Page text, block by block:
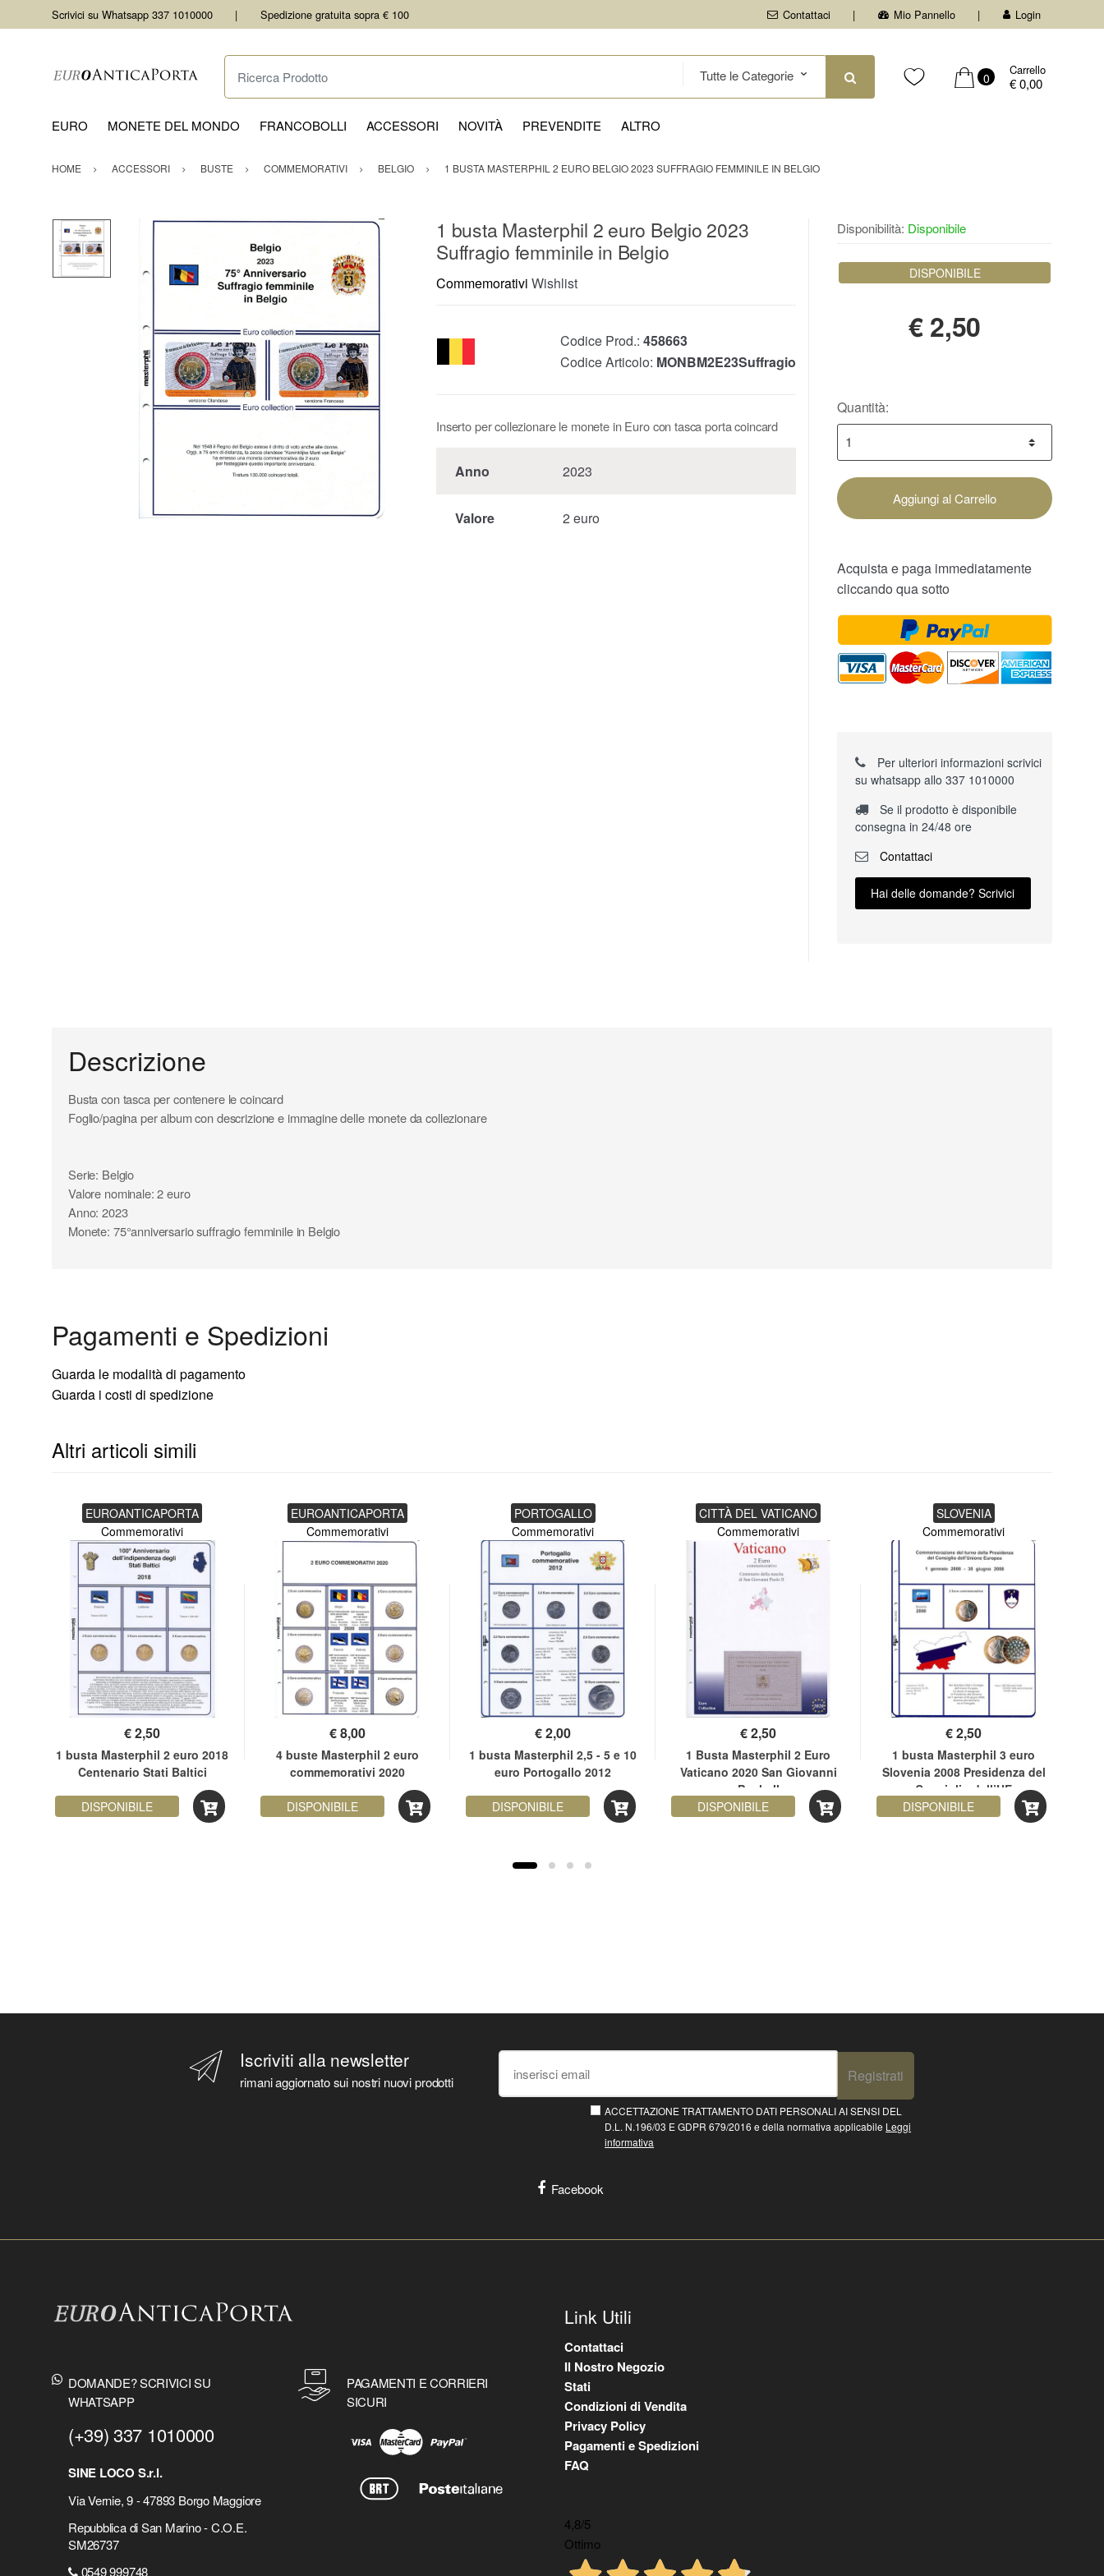
Scrivici su Whatsapp 337 1010000 Spedizione gratuita sopra € 100 Contattaci Mio Pannello Login
Ricerca Prodotto
0
Carrello
€ 0,00
EURO MONETE DEL MONDO FRANCOBOLLI ACCESSORI NOVITÀ PREVENDITE ALTRO
HOME ACCESSORI BUSTE COMMEMORATIVI BELGIO 1 BUSTA MASTERPHIL 2 EURO BELGIO 2023 SUFFRAGIO FEMMINILE IN BELGIO
1 busta Masterphil 2 euro Belgio 2023
Suffragio femminile in Belgio
Commemorativi Wishlist
Codice Prod.: 458663
Codice Articolo: MONBM2E23Suffragio
Inserto per collezionare le monete in Euro con tasca porta coincard
Anno 2023
Valore 2 euro
Disponibilità: Disponibile
DISPONIBILE
€2,50
Quantità:
Aggiungi al Carrello
Acquista e paga immediatamente
cliccando qua sotto
Per ulteriori informazioni scrivici
su whatsapp allo 337 1010000
Se il prodotto è disponibile
consegna in 24/48 ore
Contattaci
Hai delle domande? Scrivici
Descrizione
Busta con tasca per contenere le coincard
Foglio/pagina per album con descrizione e immagine delle monete da collezionare
Serie: Belgio
Valore nominale: 2 euro
Anno: 2023
Monete: 75°anniversario suffragio femminile in Belgio
Pagamenti e Spedizioni
Guarda le modalità di pagamento
Guarda i costi di spedizione
Altri articoli simili
EUROANTICAPORTA
Commemorativi
€2,50
1 busta Masterphil 2 euro 2018
Centenario Stati Baltici
DISPONIBILE
EUROANTICAPORTA
Commemorativi
€8,00
4 buste Masterphil 2 euro
commemorativi 2020
DISPONIBILE
PORTOGALLO
Commemorativi
€2,00
1 busta Masterphil 2,5 - 5 e 10
euro Portogallo 2012
DISPONIBILE
CITTÀ DEL VATICANO
Commemorativi
€2,50
1 Busta Masterphil 2 Euro
Vaticano 2020 San Giovanni
Paolo II
DISPONIBILE
SLOVENIA
Commemorativi
€2,50
1 busta Masterphil 3 euro
Slovenia 2008 Presidenza del
Consiglio dell’UE
DISPONIBILE
Iscriviti alla newsletter
rimani aggiornato sui nostri nuovi prodotti Registrati
ACCETTAZIONE TRATTAMENTO DATI PERSONALI AI SENSI DEL
D.L. N.196/03 E GDPR 679/2016 e della normativa applicabile Leggi
informativa
Facebook
DOMANDE? SCRIVICI SU
WHATSAPP
(+39) 337 1010000
SINE LOCO S.r.l.
Via Vernie, 9 - 47893 Borgo Maggiore
Repubblica di San Marino - C.O.E.
SM26737
0549 999748
PAGAMENTI E CORRIERI
SICURI
Link Utili
Contattaci
Il Nostro Negozio
Stati
Condizioni di Vendita
Privacy Policy
Pagamenti e Spedizioni
FAQ
4,8/5
Ottimo